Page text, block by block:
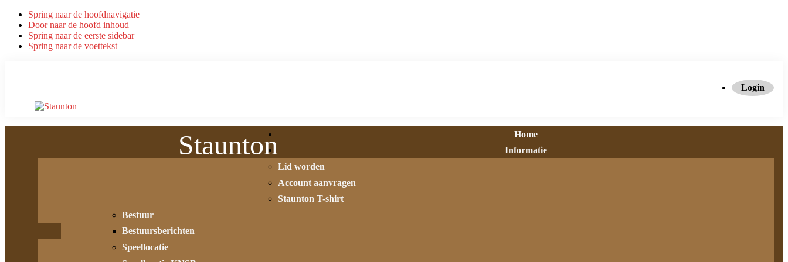
Spring naar de hoofdnavigatie
Door naar de hoofd inhoud
Spring naar de eerste sidebar
Spring naar de voettekst
Login
Staunton
Home
Informatie
Lid worden
Account aanvragen
Staunton T-shirt
Bestuur
Bestuursberichten
Speellocatie